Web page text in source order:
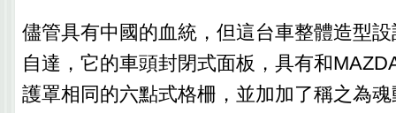
儘管具有中國的血統，但這台車整體造型
自達，它的車頭封閉式面板，具有和
護罩相同的六點式格柵，並加加了稱之為